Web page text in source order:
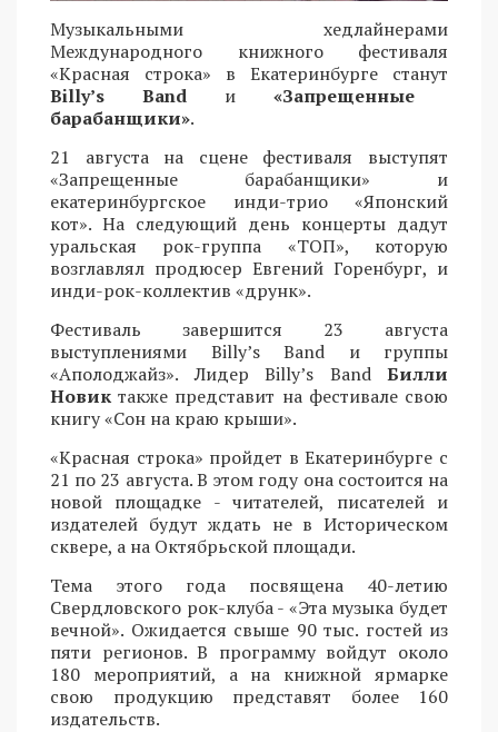
Музыкальными хедлайнерами
Международного книжного фестиваля
«Красная строка» в Екатеринбурге станут
Billy’s Band и «Запрещенные
барабанщики».
21 августа на сцене фестиваля выступят
«Запрещенные барабанщики» и
екатеринбургское инди-трио «Японский
кот». На следующий день концерты дадут
уральская рок-группа «ТОП», которую
возглавлял продюсер Евгений Горенбург, и
инди-рок-коллектив «друнк».
Фестиваль завершится 23 августа
выступлениями Billy’s Band и группы
«Аполоджайз». Лидер Billy’s Band Билли
Новик также представит на фестивале свою
книгу «Сон на краю крыши».
«Красная строка» пройдет в Екатеринбурге с
21 по 23 августа. В этом году она состоится на
новой площадке - читателей, писателей и
издателей будут ждать не в Историческом
сквере, а на Октябрьской площади.
Тема этого года посвящена 40-летию
Свердловского рок-клуба - «Эта музыка будет
вечной». Ожидается свыше 90 тыс. гостей из
пяти регионов. В программу войдут около
180 мероприятий, а на книжной ярмарке
свою продукцию представят более 160
издательств.